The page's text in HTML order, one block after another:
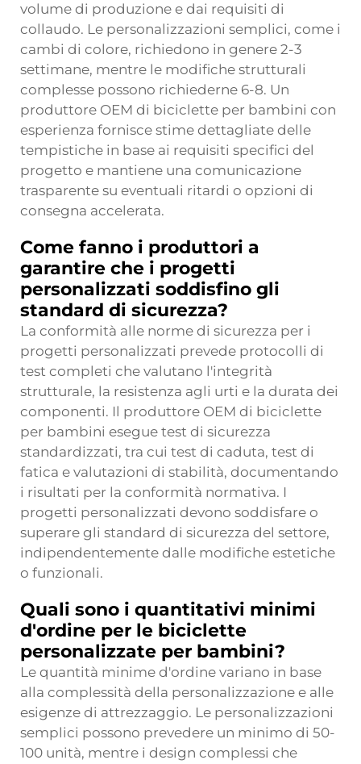
volume di produzione e dai requisiti di
collaudo. Le personalizzazioni semplici, come i
cambi di colore, richiedono in genere 2-3
settimane, mentre le modifiche strutturali
complesse possono richiederne 6-8. Un
produttore OEM di biciclette per bambini con
esperienza fornisce stime dettagliate delle
tempistiche in base ai requisiti specifici del
progetto e mantiene una comunicazione
trasparente su eventuali ritardi o opzioni di
consegna accelerata.
Come fanno i produttori a
garantire che i progetti
personalizzati soddisfino gli
standard di sicurezza?
La conformità alle norme di sicurezza per i
progetti personalizzati prevede protocolli di
test completi che valutano l'integrità
strutturale, la resistenza agli urti e la durata dei
componenti. Il produttore OEM di biciclette
per bambini esegue test di sicurezza
standardizzati, tra cui test di caduta, test di
fatica e valutazioni di stabilità, documentando
i risultati per la conformità normativa. I
progetti personalizzati devono soddisfare o
superare gli standard di sicurezza del settore,
indipendentemente dalle modifiche estetiche
o funzionali.
Quali sono i quantitativi minimi
d'ordine per le biciclette
personalizzate per bambini?
Le quantità minime d'ordine variano in base
alla complessità della personalizzazione e alle
esigenze di attrezzaggio. Le personalizzazioni
semplici possono prevedere un minimo di 50-
100 unità, mentre i design complessi che